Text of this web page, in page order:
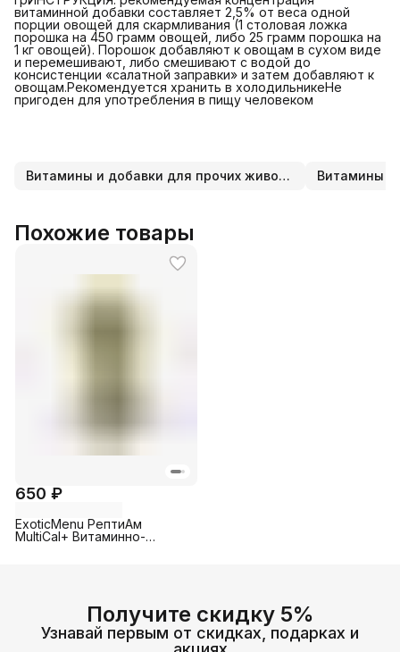
витаминной добавки составляет 2,5% от веса одной
порции овощей для скармливания (1 столовая ложка
порошка на 450 грамм овощей, либо 25 грамм порошка на
1 кг овощей). Порошок добавляют к овощам в сухом виде
и перемешивают, либо смешивают с водой до
консистенции «салатной заправки» и затем добавляют к
овощам.Рекомендуется хранить в холодильникеНе
пригоден для употребления в пищу человеком
Витамины и добавки для прочих животных Витамины и
Похожие товары
650 ₽
ExoticMenu РептиАм
МultiCal+ Витаминно-
Получите скидку 5%
Узнавай первым от скидках, подарках и